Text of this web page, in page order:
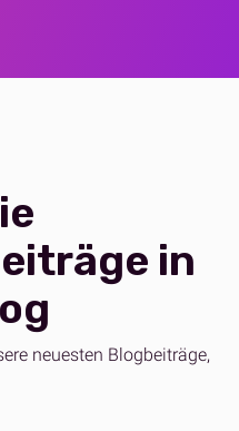
in
neuesten Blogbeiträge,